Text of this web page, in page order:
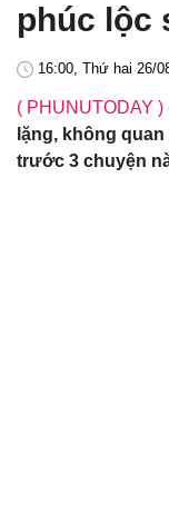
phúc lộc
16:00, Thứ hai 26/
( PHUNUTODAY )
lặng, không
trước 3 chuyện